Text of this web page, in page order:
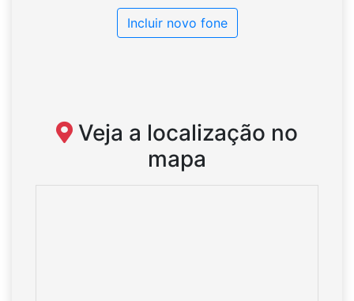
Incluir novo fone
Veja a localização no
mapa